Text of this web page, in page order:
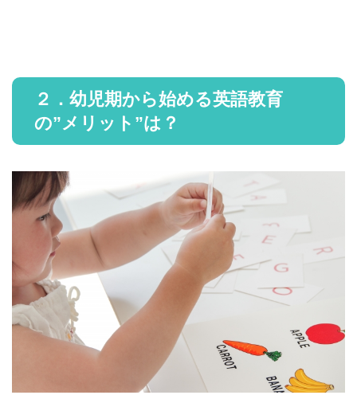
２．幼児期から始める英語教育
の”メリット”は？